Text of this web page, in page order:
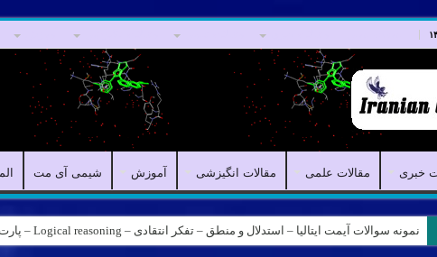
خبری مقالات علمی مقالات انگیزشی آموزش شیمی آی مت
کانال آیمت ایتالیا در نرم افزار بله – کانال شیمی آیمت استاد نباتی